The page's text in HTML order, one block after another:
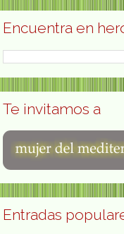
Encuentra en
Te invitamos a
Entradas